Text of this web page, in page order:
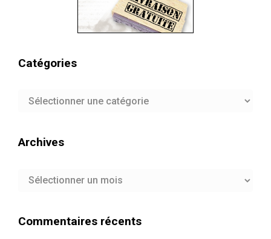
Catégories
Catégories
Archives
Archives
Commentaires récents